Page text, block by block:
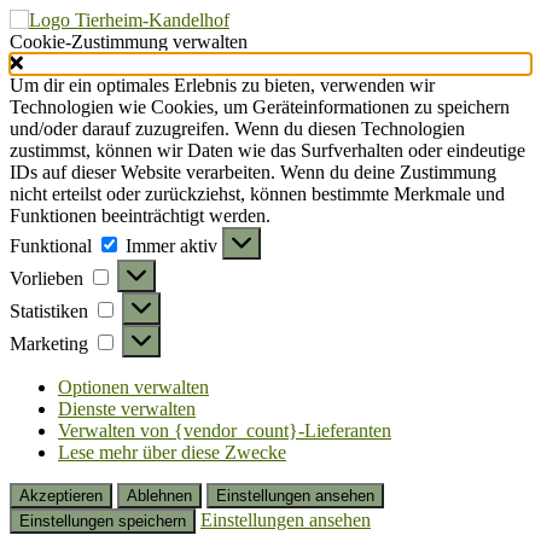
Cookie-Zustimmung verwalten
Um dir ein optimales Erlebnis zu bieten, verwenden wir
Technologien wie Cookies, um Geräteinformationen zu speichern
und/oder darauf zuzugreifen. Wenn du diesen Technologien
zustimmst, können wir Daten wie das Surfverhalten oder eindeutige
IDs auf dieser Website verarbeiten. Wenn du deine Zustimmung
nicht erteilst oder zurückziehst, können bestimmte Merkmale und
Funktionen beeinträchtigt werden.
Funktional
Funktional
Immer aktiv
Vorlieben
Vorlieben
Statistiken Statistiken
Marketing Marketing
Optionen verwalten
Dienste verwalten
Verwalten von {vendor_count}-Lieferanten
Lese mehr über diese Zwecke
Akzeptieren Ablehnen
Einstellungen ansehen
Einstellungen speichern
Einstellungen ansehen